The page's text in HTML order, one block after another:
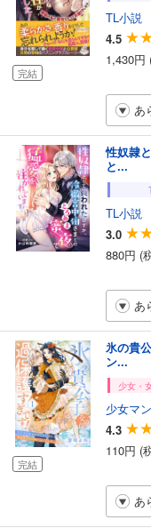
完結
TL小説
4.5
1,430円
あ
性奴隷
と...
TL小説
3.0
880円 (
あ
完結
氷の貴
ン...
少女・
少女マ
4.3
110円 (
あ